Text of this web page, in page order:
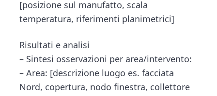
[posizione sul manufatto, scala
temperatura, riferimenti planimetrici]
Risultati e analisi
– Sintesi osservazioni per area/intervento:
– Area: [descrizione luogo es. facciata
Nord, copertura, nodo finestra, collettore